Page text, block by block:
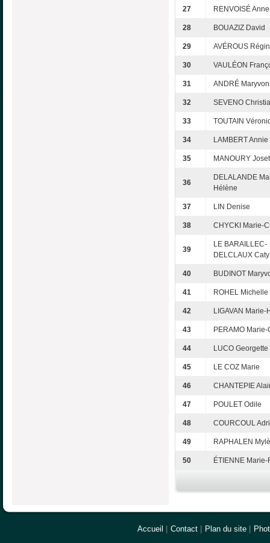
27 RENVOISÉ
28 BOUAZIZ David
29 AVÉROUS
30 VAULÉON
31 ANDRÉ
32 SEVENO
33 TOUTAIN
34 LAMBERT Annie
35 MANOURY
36
DELALANDE
Hélène
37 LIN Denise
38 CHYCKI Marie-
39
LE BARAILLEC-
DELCLAUX Caty
40 BUDINOT
41 ROHEL Michelle
42 LIGAVAN Marie-
43 PERAMO
44 LUCO Georgette
45 LE COZ Marie
46 CHANTEPIE
47 POULET Odile
48 COURCOUL
49 RAPHALEN
50 ÉTIENNE
Accueil Contact Plan du site